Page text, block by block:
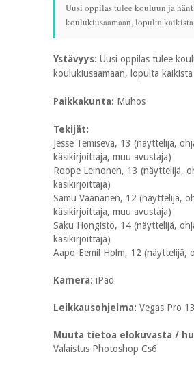
Uusi oppilas tulee kouluun ja
koulukiusaamaan, lopulta
Ystävyys: Uusi oppilas tulee
koulukiusaamaan, lopulta
Paikkakunta: Muhos
Tekijät:
Jesse Temisevä, 13 (näyttelijä,
käsikirjoittaja, muu avustaja)
Roope Leinonen, 13 (näyttelijä,
käsikirjoittaja)
Samu Väänänen, 12 (näyttelijä,
käsikirjoittaja, muu avustaja)
Saku Hongisto, 14 (näyttelijä,
käsikirjoittaja)
Aapo-Eemil Holm, 12 (näyttelijä,
Kamera: iPad
Leikkausohjelma: Vegas Pro 13
Muuta tietoa elokuvasta /
Valaistus Photoshop Cs6